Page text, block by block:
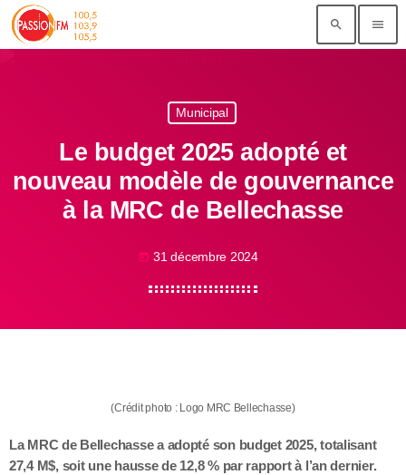
search menu
Municipal
Le budget 2025 adopté et
nouveau modèle de gouvernance
à la MRC de Bellechasse
today 31 décembre 2024
(Crédit photo : Logo MRC Bellechasse)
La MRC de Bellechasse a adopté son budget 2025, totalisant
27,4 M$, soit une hausse de 12,8 % par rapport à l’an dernier.